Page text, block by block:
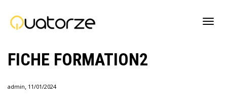
FICHE FORMATION2
admin, 11/01/2024